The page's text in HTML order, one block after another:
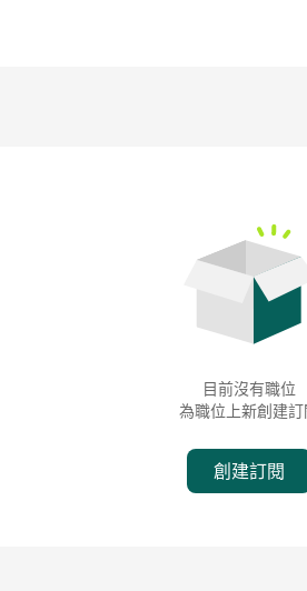
目前沒有職位
為職位上新創建訂
創建訂閱